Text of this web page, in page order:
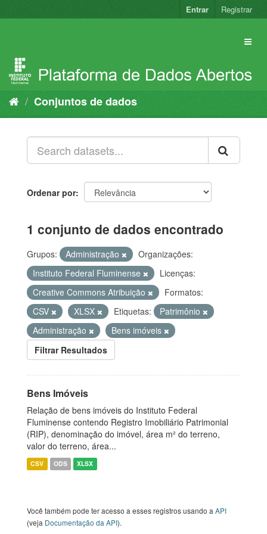
para
Entrar Registrar
Conjuntos de dados
Ordenar por
1 conjunto de dados encontrado
Grupos: Administração
Organizações:
Instituto Federal Fluminense
Licenças:
Creative Commons Atribuição
Formatos:
CSV
XLSX Etiquetas:
Patrimônio
Administração
Bens imóveis
Filtrar Resultados
Bens Imóveis
Relação de bens imóveis do Instituto Federal
Fluminense contendo Registro Imobiliário Patrimonial
(RIP), denominação do imóvel, área m² do terreno,
valor do terreno, área...
CSV ODS XLSX
Você também pode ter acesso a esses registros usando aAPI
(veja Documentação da API).